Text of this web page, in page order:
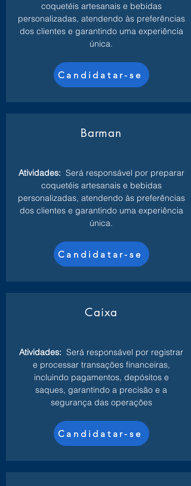
coquetéis artesanais e bebidas
personalizadas, atendendo às preferências
dos clientes e garantindo uma experiência
única.
Candidatar-se
Barman
Atividades: Será responsável por preparar
coquetéis artesanais e bebidas
personalizadas, atendendo às preferências
dos clientes e garantindo uma experiência
única.
Candidatar-se
Caixa
Atividades: Será responsável por registrar
e processar transações financeiras,
incluindo pagamentos, depósitos e
saques, garantindo a precisão e a
segurança das operações
Candidatar-se